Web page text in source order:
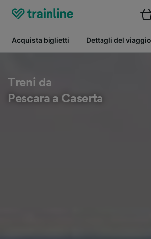
Acquista biglietti Dettagli del viaggio
Treni da
Pescara a Caserta